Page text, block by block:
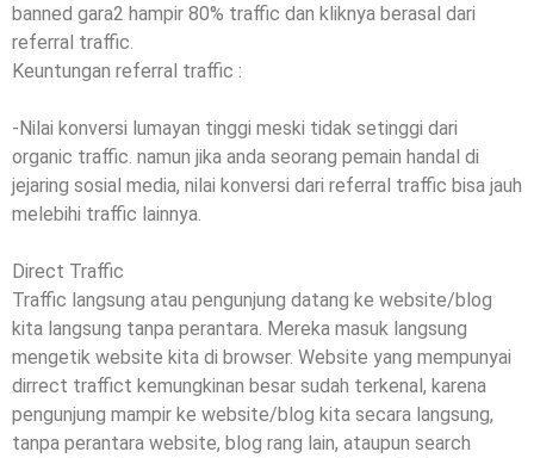
banned gara2 hampir 80% traffic dan kliknya berasal dari
referral traffic.
Keuntungan referral traffic :
-Nilai konversi lumayan tinggi meski tidak setinggi dari
organic traffic. namun jika anda seorang pemain handal di
jejaring sosial media, nilai konversi dari referral traffic bisa jauh
melebihi traffic lainnya.
Direct Traffic
Traffic langsung atau pengunjung datang ke website/blog
kita langsung tanpa perantara. Mereka masuk langsung
mengetik website kita di browser. Website yang mempunyai
dirrect traffict kemungkinan besar sudah terkenal, karena
pengunjung mampir ke website/blog kita secara langsung,
tanpa perantara website, blog rang lain, ataupun search